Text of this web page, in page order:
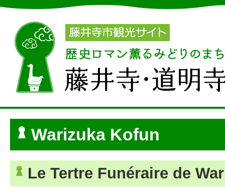
Warizuka Kofun
Le Tertre Funéraire de